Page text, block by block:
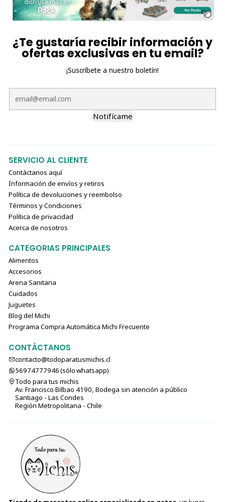
¿Te gustaría recibir información y
ofertas exclusivas en tu email?
¡Suscríbete a nuestro boletín!
Notifícame
SERVICIO AL CLIENTE
Contáctanos aquí
Información de envíos y retiros
Política de devoluciones y reembolso
Términos y Condiciones
Política de privacidad
Acerca de nosotros
CATEGORIAS PRINCIPALES
Alimentos
Accesorios
Arena Sanitaria
Cuidados
Juguetes
Blog del Michi
Programa Compra Automática Michi Frecuente
CONTÁCTANOS
contacto@todoparatusmichis.cl
56974777946 (sólo⁣⁣⁣⁣⁣​​​​​​​​​​​​​​​ whatsapp)
Todo para tus michis
Av. Francisco Bilbao 4190, Bodega sin atención a público
Santiago - Las Condes
Región Metropolitana - Chile